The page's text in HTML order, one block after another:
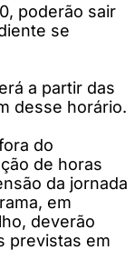
poderão sair
se
a partir das
desse horário.
do
de horas
da jornada
em
deverão
previstas em